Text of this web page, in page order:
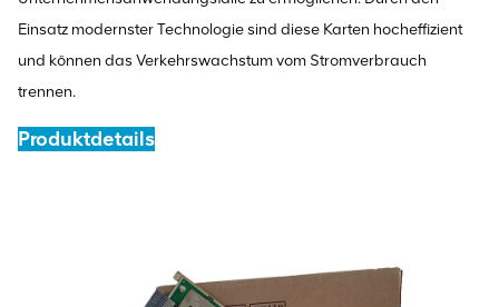
Einsatz modernster Technologie sind diese Karten hocheffizient
und können das Verkehrswachstum vom Stromverbrauch
trennen.
Produktdetails